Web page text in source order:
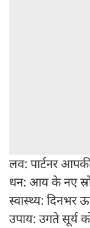
लव: पार्टनर
धन: आय के नए
स्वास्थ्य: दिनभर
उपाय: उगते सूर्य